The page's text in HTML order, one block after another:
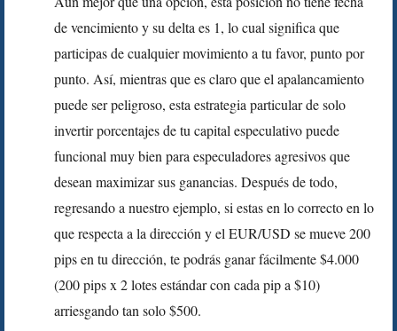
de vencimiento y su delta es 1, lo cual significa que
participas de cualquier movimiento a tu favor, punto por
punto. Así, mientras que es claro que el apalancamiento
puede ser peligroso, esta estrategia particular de solo
invertir porcentajes de tu capital especulativo puede
funcional muy bien para especuladores agresivos que
desean maximizar sus ganancias. Después de todo,
regresando a nuestro ejemplo, si estas en lo correcto en lo
que respecta a la dirección y el EUR/USD se mueve 200
pips en tu dirección, te podrás ganar fácilmente $4.000
(200 pips x 2 lotes estándar con cada pip a $10)
arriesgando tan solo $500.